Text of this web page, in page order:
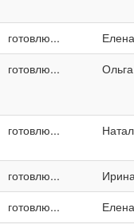
готовлю...
готовлю... Ольга
готовлю...
готовлю...
готовлю...